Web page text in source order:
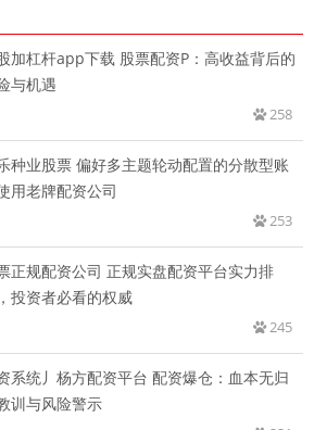
加杠杆app下载 股票配资P：高收益背后的
与机遇
258
种业股票 偏好多主题轮动配置的分散型账
用老牌配资公司
253
正规配资公司 正规实盘配资平台实力排
投资者必看的权威
245
系统丿杨方配资平台 配资爆仓：血本无归
训与风险警示